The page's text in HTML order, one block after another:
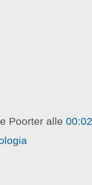
Poorter alle 00:02